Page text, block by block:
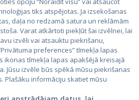
tiks atspējotas. Ja izsekošanas
daļa no redzamā satura un reklāmām
Varat atkārtoti piekļūt šai izvēlnei, lai
izvēli vai atsauktu piekrišanu,
preferences” tīmekļa lapas
ikonas tīmekļa lapas apakšējā kreisajā
Jūsu izvēle būs spēkā mūsu piekrišanas
Plašāku informāciju skatiet mūsu